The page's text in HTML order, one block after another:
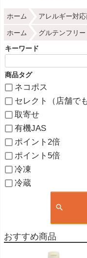
ホーム アレルギー対応
ホーム グルテンフリー
キーワード
商品タグ
ネコポス
セレクト（店舗で
取寄せ
有機JAS
ポイント2倍
ポイント5倍
冷凍
冷蔵
おすすめ商品